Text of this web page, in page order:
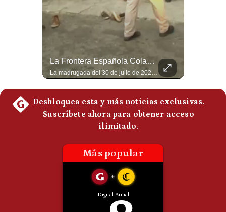
La Frontera Española Colapsa ¿Qué Está Pasando En Ceuta? | Gestión Mundo